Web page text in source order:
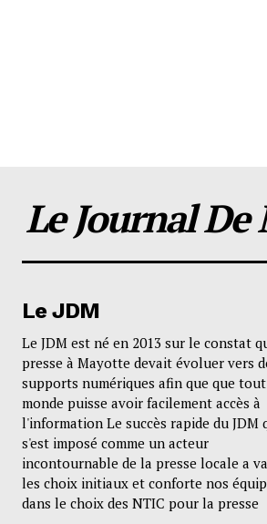
Le Journal
Le JDM
Le JDM est né en 2013 sur le constat
presse à Mayotte devait évoluer vers
supports numériques afin que que
monde puisse avoir facilement accès à
l'information Le succès rapide du JDM
s'est imposé comme un acteur
incontournable de la presse locale a
les choix initiaux et conforte nos
dans le choix des NTIC pour la presse